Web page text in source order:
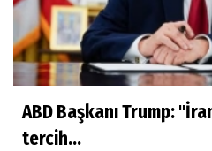
ABD Başkanı Trump:
tercih...